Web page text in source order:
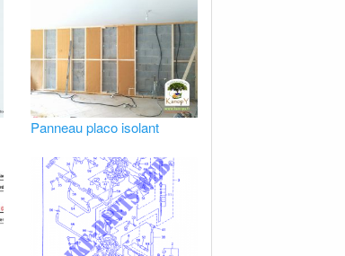
Panneau placo isolant